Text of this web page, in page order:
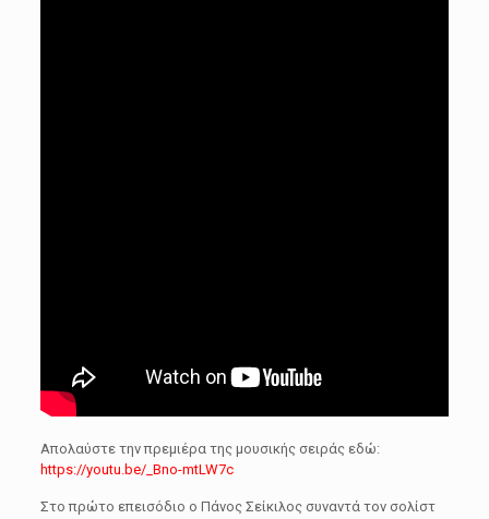
Απολαύστε την πρεμιέρα της μουσικής σειράς εδώ:
https://youtu.be/_Bno-mtLW7c
Στο πρώτο επεισόδιο ο Πάνος Σείκιλος συναντά τον σολίστ